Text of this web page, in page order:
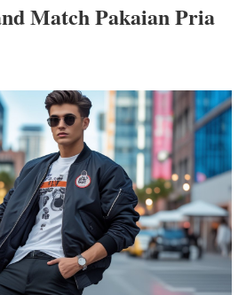
Match Pakaian Pria